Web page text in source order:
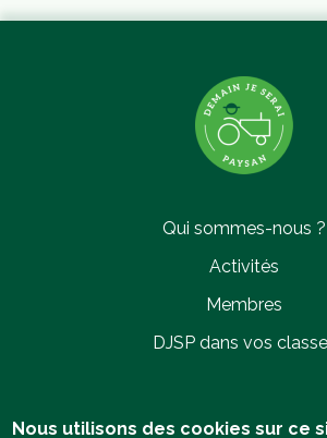
JOACHIM GAIGNON
Varennes-sur-Loire (49)
2011 ARBORICULTEURS
JULIE CIPRIANO
Qui sommes-nous ?
Activités
Membres
DJSP dans vos
Politique de
Nous utilisons des cookies sur ce